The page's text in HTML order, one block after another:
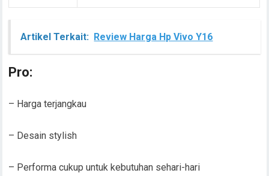
Artikel Terkait: Review Harga Hp Vivo Y16
Pro:
– Harga terjangkau
– Desain stylish
– Performa cukup untuk kebutuhan sehari-hari